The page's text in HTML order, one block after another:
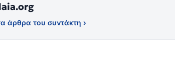
άρθρα του συντάκτη ›